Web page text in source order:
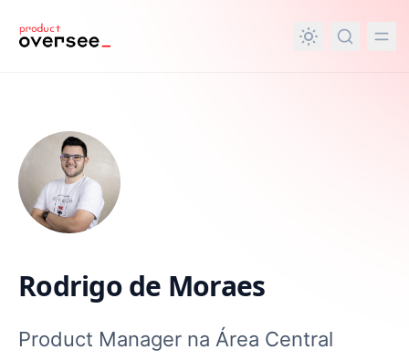
principal
Rodrigo de Moraes
Product Manager na Área Central